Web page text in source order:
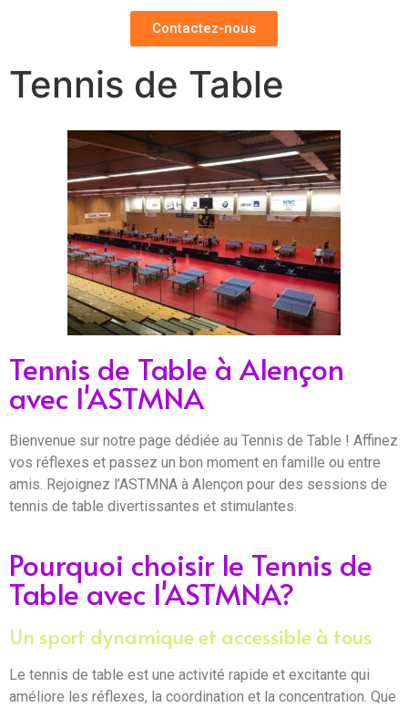
Contactez-nous
Tennis de Table
Tennis de Table à Alençon
avec l'ASTMNA
Bienvenue sur notre page dédiée au Tennis de Table ! Affinez
vos réflexes et passez un bon moment en famille ou entre
amis. Rejoignez l’ASTMNA à Alençon pour des sessions de
tennis de table divertissantes et stimulantes.
Pourquoi choisir le Tennis de
Table avec l'ASTMNA?
Un sport dynamique et accessible à tous
Le tennis de table est une activité rapide et excitante qui
améliore les réflexes, la coordination et la concentration. Que